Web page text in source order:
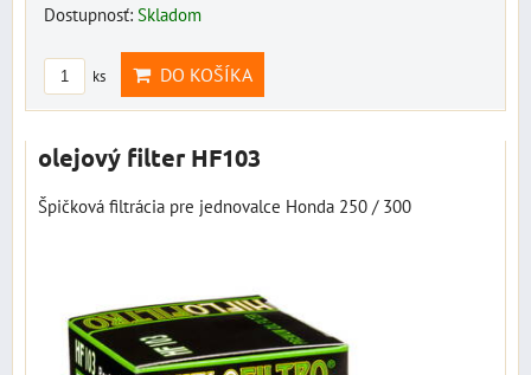
Dostupnosť: Skladom
ks DO KOŠÍKA
olejový filter HF103
Špičková filtrácia pre jednovalce Honda 250 / 300